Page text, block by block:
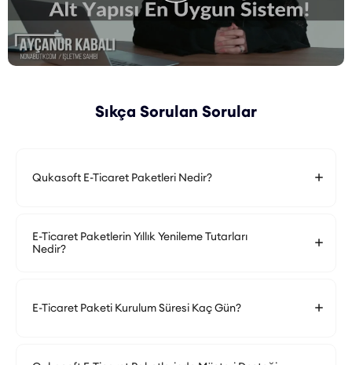
Sıkça Sorulan Sorular
Qukasoft E-Ticaret Paketleri Nedir?
E-Ticaret Paketlerin Yıllık Yenileme Tutarları
Nedir?
E-Ticaret Paketi Kurulum Süresi Kaç Gün?